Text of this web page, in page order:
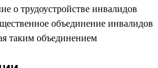
о трудоустройстве инвалидов
объединение инвалидов
таким объединением